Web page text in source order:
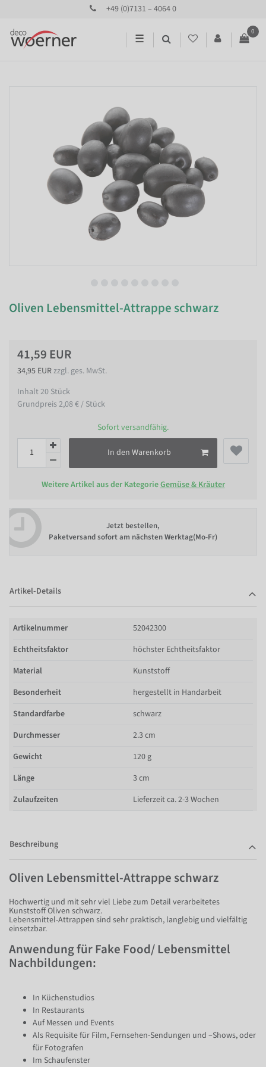
+49 (0)7131 – 4064 0
☰
0
Oliven Lebensmittel-Attrappe schwarz
41,59 EUR
34,95 EURzzgl. ges. MwSt.
Inhalt20 Stück
Grundpreis2,08 € / Stück
Sofort versandfähig.
In den Warenkorb
Weitere Artikel aus der KategorieGemüse & Kräuter
Jetzt bestellen,
Paketversand sofort am nächsten Werktag(Mo-Fr)
Artikel-Details
Artikelnummer
52042300
Echtheitsfaktor
höchster Echtheitsfaktor
Material
Kunststoff
Besonderheit
hergestellt in Handarbeit
Standardfarbe
schwarz
Durchmesser
2.3 cm
Gewicht
120 g
Länge
3 cm
Zulaufzeiten
Lieferzeit ca. 2-3 Wochen
Beschreibung
Oliven Lebensmittel-Attrappe schwarz
Hochwertig und mit sehr viel Liebe zum Detail verarbeitetes
Kunststoff Oliven schwarz.
Lebensmittel-Attrappen sind sehr praktisch, langlebig und vielfältig
einsetzbar.
Anwendung für Fake Food/ Lebensmittel
Nachbildungen:
In Küchenstudios
In Restaurants
Auf Messen und Events
Als Requisite für Film, Fernsehen-Sendungen und –Shows, oder
für Fotografen
Im Schaufenster